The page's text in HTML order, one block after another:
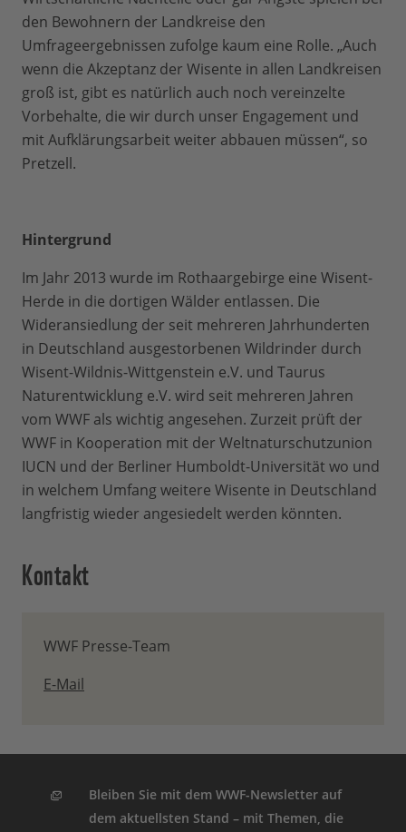
den Bewohnern der Landkreise den
Umfrageergebnissen zufolge kaum eine Rolle. „Auch
wenn die Akzeptanz der Wisente in allen Landkreisen
groß ist, gibt es natürlich auch noch vereinzelte
Vorbehalte, die wir durch unser Engagement und
mit Aufklärungsarbeit weiter abbauen müssen“, so
Pretzell.
Hintergrund
Im Jahr 2013 wurde im Rothaargebirge eine Wisent-
Herde in die dortigen Wälder entlassen. Die
Wideransiedlung der seit mehreren Jahrhunderten
in Deutschland ausgestorbenen Wildrinder durch
Wisent-Wildnis-Wittgenstein e.V. und Taurus
Naturentwicklung e.V. wird seit mehreren Jahren
vom WWF als wichtig angesehen. Zurzeit prüft der
WWF in Kooperation mit der Weltnaturschutzunion
IUCN und der Berliner Humboldt-Universität wo und
in welchem Umfang weitere Wisente in Deutschland
langfristig wieder angesiedelt werden könnten.
Kontakt
WWF Presse-Team
E-Mail
Bleiben Sie mit dem WWF-Newsletter auf
dem aktuellsten Stand – mit Themen, die